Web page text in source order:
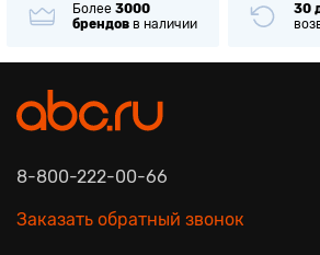
3000
в наличии
30 днейна
возврат товара
8-800-222-00-66
Заказать обратный звонок